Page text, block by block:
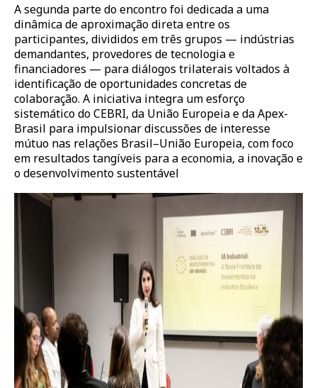
A segunda parte do encontro foi dedicada a uma
dinâmica de aproximação direta entre os
participantes, divididos em três grupos — indústrias
demandantes, provedores de tecnologia e
financiadores — para diálogos trilaterais voltados à
identificação de oportunidades concretas de
colaboração. A iniciativa integra um esforço
sistemático do CEBRI, da União Europeia e da Apex-
Brasil para impulsionar discussões de interesse
mútuo nas relações Brasil–União Europeia, com foco
em resultados tangíveis para a economia, a inovação e
o desenvolvimento sustentável